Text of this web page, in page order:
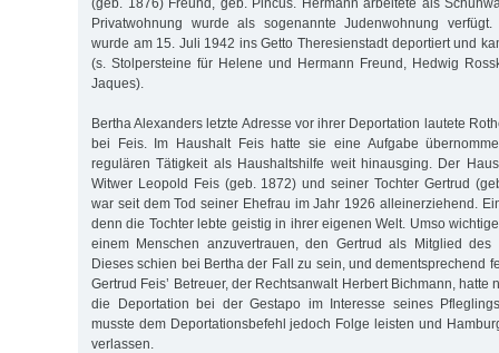
Privatwohnung wurde als sogenannte Judenwohnung
wurde am 15. Juli 1942 ins Getto Theresienstadt deportiert und
(s. Stolpersteine für Helene und Hermann Freund, Hedwig
Jaques).
Bertha Alexanders letzte Adresse vor ihrer Deportation lautete
bei Feis. Im Haushalt Feis hatte sie eine Aufgabe
regulären Tätigkeit als Haushaltshilfe weit hinausging. Der
Witwer Leopold Feis (geb. 1872) und seiner Tochter Gertrud
war seit dem Tod seiner Ehefrau im Jahr 1926 alleinerziehend.
denn die Tochter lebte geistig in ihrer eigenen Welt. Umso
einem Menschen anzuvertrauen, den Gertrud als Mitglied des
Dieses schien bei Bertha der Fall zu sein, und dementsprechend
Gertrud Feis’ Betreuer, der Rechtsanwalt Herbert Bichmann, hatte
die Deportation bei der Gestapo im Interesse seines
musste dem Deportationsbefehl jedoch Folge leisten und
verlassen.